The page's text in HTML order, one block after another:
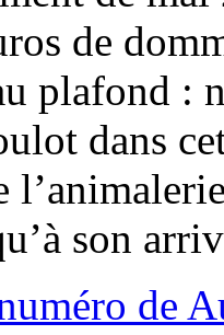
de
plafond :
dans
son
de